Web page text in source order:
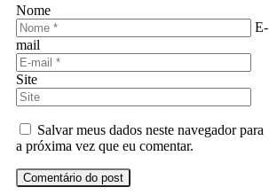
Nome
E-
mail
Site
Salvar meus dados neste navegador para
a próxima vez que eu comentar.